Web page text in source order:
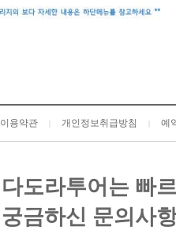
이용약관 개인정보취급방침 예
다도라투어는 빠
궁금하신 문의사